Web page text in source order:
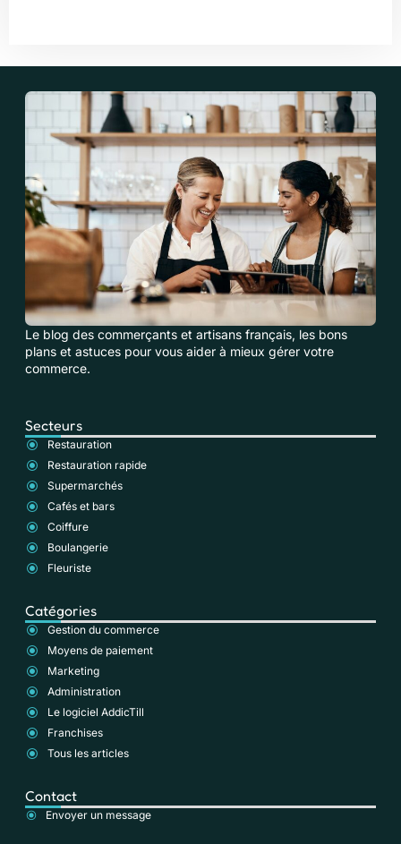
Le blog des commerçants et artisans français, les bons
plans et astuces pour vous aider à mieux gérer votre
commerce.
Secteurs
Restauration
Restauration rapide
Supermarchés
Cafés et bars
Coiffure
Boulangerie
Fleuriste
Catégories
Gestion du commerce
Moyens de paiement
Marketing
Administration
Le logiciel AddicTill
Franchises
Tous les articles
Contact
Envoyer un message